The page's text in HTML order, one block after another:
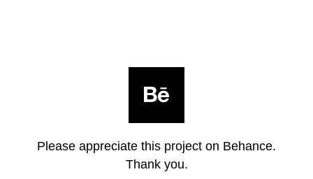
Please appreciate this project on Behance.
Thank you.